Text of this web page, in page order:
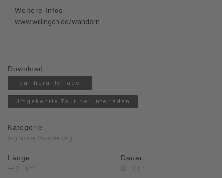
Weitere Infos
www.willingen.de/wandern
Download
Tour herunterladen
Umgekehrte Tour herunterladen
Kategorie
regionaler Wanderweg
Länge
3.1 km
Dauer
1:01 h